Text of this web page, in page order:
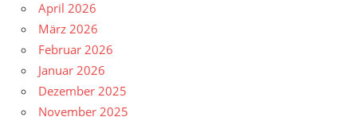
April 2026
März 2026
Februar 2026
Januar 2026
Dezember 2025
November 2025